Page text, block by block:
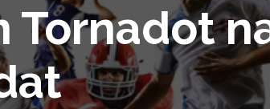
Tornadot